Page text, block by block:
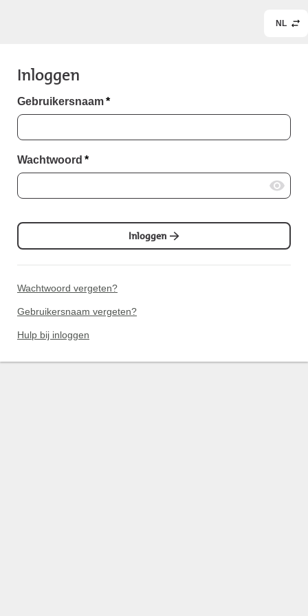
NL
Inloggen
Gebruikersnaam*
Wachtwoord *
Inloggen
Wachtwoord vergeten?
Gebruikersnaam vergeten?
Hulp bij inloggen